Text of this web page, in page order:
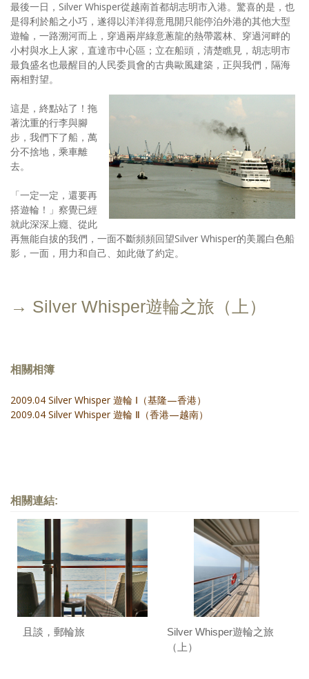
最後一日，Silver Whisper從越南首都胡志明市入港。驚喜的是，也
是得利於船之小巧，遂得以洋洋得意甩開只能停泊外港的其他大型
遊輪，一路溯河而上，穿過兩岸綠意蔥龍的熱帶叢林、穿過河畔的
小村與水上人家，直達市中心區；立在船頭，清楚瞧見，胡志明市
最負盛名也最醒目的人民委員會的古典歐風建築，正與我們，隔海
兩相對望。
這是，終點站了！拖
著沈重的行李與腳
步，我們下了船，萬
分不捨地，乘車離
去。
「一定一定，還要再
搭遊輪！」察覺已經
就此深深上癮、從此
再無能自拔的我們，一面不斷頻頻回望Silver Whisper的美麗白色船
影，一面，用力和自己、如此做了約定。
→ Silver Whisper遊輪之旅（上）
相關相簿
2009.04 Silver Whisper 遊輪 Ⅰ（基隆—香港）
2009.04 Silver Whisper 遊輪 Ⅱ（香港—越南）
相關連結:
且談，郵輪旅
Silver Whisper遊輪之旅
（上）